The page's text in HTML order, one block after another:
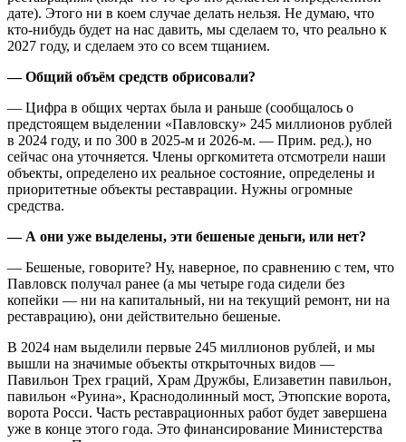
дате). Этого ни в коем случае делать нельзя. Не думаю, что
кто-нибудь будет на нас давить, мы сделаем то, что реально к
2027 году, и сделаем это со всем тщанием.
— Общий объём средств обрисовали?
— Цифра в общих чертах была и раньше (сообщалось о
предстоящем выделении «Павловску» 245 миллионов рублей
в 2024 году, и по 300 в 2025-м и 2026-м. — Прим. ред.), но
сейчас она уточняется. Члены оргкомитета отсмотрели наши
объекты, определено их реальное состояние, определены и
приоритетные объекты реставрации. Нужны огромные
средства.
— А они уже выделены, эти бешеные деньги, или нет?
— Бешеные, говорите? Ну, наверное, по сравнению с тем, что
Павловск получал ранее (а мы четыре года сидели без
копейки — ни на капитальный, ни на текущий ремонт, ни на
реставрацию), они действительно бешеные.
В 2024 нам выделили первые 245 миллионов рублей, и мы
вышли на значимые объекты открыточных видов —
Павильон Трех граций, Храм Дружбы, Елизаветин павильон,
павильон «Руина», Краснодолинный мост, Этюпские ворота,
ворота Росси. Часть реставрационных работ будет завершена
уже в конце этого года. Это финансирование Министерства